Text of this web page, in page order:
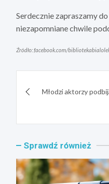
Serdecznie zapraszamy
niezapomniane chwile
Źródło: facebook.com/
wpisuMłodzi aktorzy
Sprawdź również